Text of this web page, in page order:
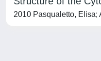
2010 Pasqualetto, Elisa;